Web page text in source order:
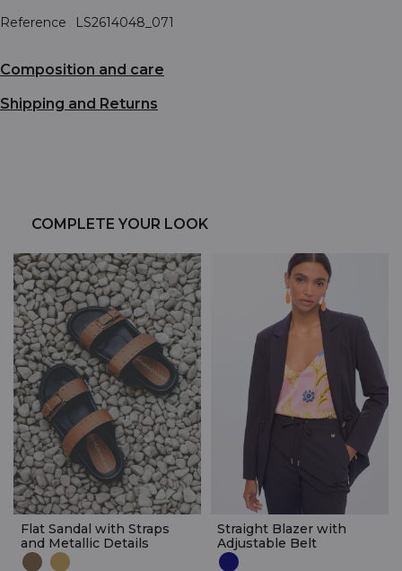
Reference
LS2614048_071
Composition and care
Shipping and Returns
COMPLETE YOUR LOOK
Flat Sandal with Straps
and Metallic Details
Straight Blazer with
Adjustable Belt